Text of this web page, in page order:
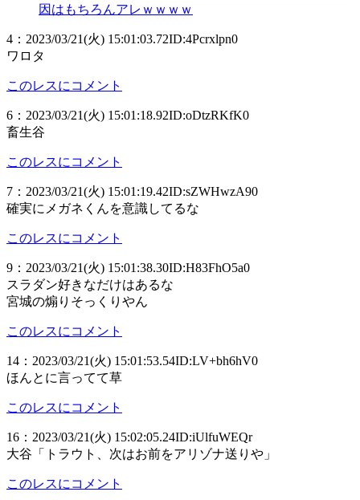
因はもちろんアレｗｗｗｗ
4 ： 2023/03/21(火) 15:01:03.72ID:4Pcrxlpn0
ワロタ
このレスにコメント
6 ： 2023/03/21(火) 15:01:18.92ID:oDtzRKfK0
畜生谷
このレスにコメント
7 ： 2023/03/21(火) 15:01:19.42ID:sZWHwzA90
確実にメガネくんを意識してるな
このレスにコメント
9 ： 2023/03/21(火) 15:01:38.30ID:H83FhO5a0
スラダン好きなだけはあるな
宮城の煽りそっくりやん
このレスにコメント
14 ： 2023/03/21(火) 15:01:53.54ID:LV+bh6hV0
ほんとに言ってて草
このレスにコメント
16 ： 2023/03/21(火) 15:02:05.24ID:iUlfuWEQr
大谷「トラウト、次はお前をアリゾナ送りや」
このレスにコメント